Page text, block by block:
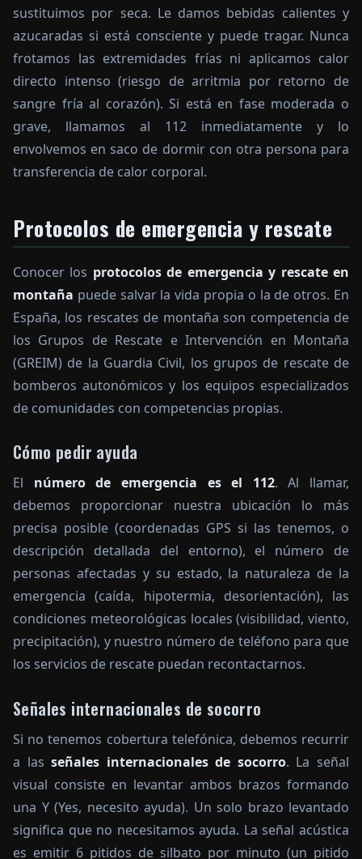
sustituimos por seca. Le damos bebidas calientes y
azucaradas si está consciente y puede tragar. Nunca
frotamos las extremidades frías ni aplicamos calor
directo intenso (riesgo de arritmia por retorno de
sangre fría al corazón). Si está en fase moderada o
grave, llamamos al 112 inmediatamente y lo
envolvemos en saco de dormir con otra persona para
transferencia de calor corporal.
Protocolos de emergencia y rescate
Conocer los protocolos de emergencia y rescate en
montaña puede salvar la vida propia o la de otros. En
España, los rescates de montaña son competencia de
los Grupos de Rescate e Intervención en Montaña
(GREIM) de la Guardia Civil, los grupos de rescate de
bomberos autonómicos y los equipos especializados
de comunidades con competencias propias.
Cómo pedir ayuda
El número de emergencia es el 112. Al llamar,
debemos proporcionar nuestra ubicación lo más
precisa posible (coordenadas GPS si las tenemos, o
descripción detallada del entorno), el número de
personas afectadas y su estado, la naturaleza de la
emergencia (caída, hipotermia, desorientación), las
condiciones meteorológicas locales (visibilidad, viento,
precipitación), y nuestro número de teléfono para que
los servicios de rescate puedan recontactarnos.
Señales internacionales de socorro
Si no tenemos cobertura telefónica, debemos recurrir
a lasseñales internacionales de socorro. La señal
visual consiste en levantar ambos brazos formando
una Y (Yes, necesito ayuda). Un solo brazo levantado
significa que no necesitamos ayuda. La señal acústica
es emitir 6 pitidos de silbato por minuto (un pitido